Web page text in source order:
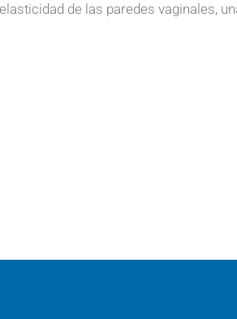
de las paredes vaginales,